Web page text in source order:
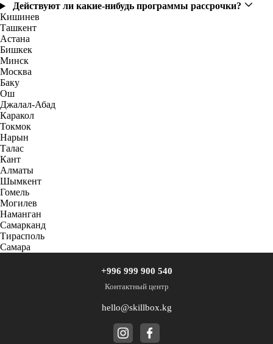
Действуют ли какие-нибудь программы рассрочки?
Кишинев
Ташкент
Астана
Бишкек
Минск
Москва
Баку
Ош
Джалал-Абад
Каракол
Токмок
Нарын
Талас
Кант
Алматы
Шымкент
Гомель
Могилев
Наманган
Самарканд
Тирасполь
Самара
+996 999 900 540
Контактный центр
hello@skillbox.kg